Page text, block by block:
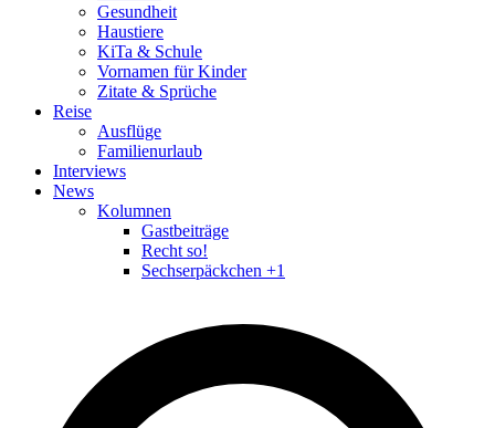
Gesundheit
Haustiere
KiTa & Schule
Vornamen für Kinder
Zitate & Sprüche
Reise
Ausflüge
Familienurlaub
Interviews
News
Kolumnen
Gastbeiträge
Recht so!
Sechserpäckchen +1